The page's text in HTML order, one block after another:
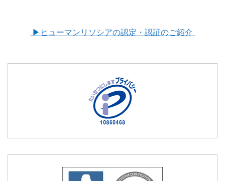
▶ ヒューマンリソシアの認定・認証のご紹介